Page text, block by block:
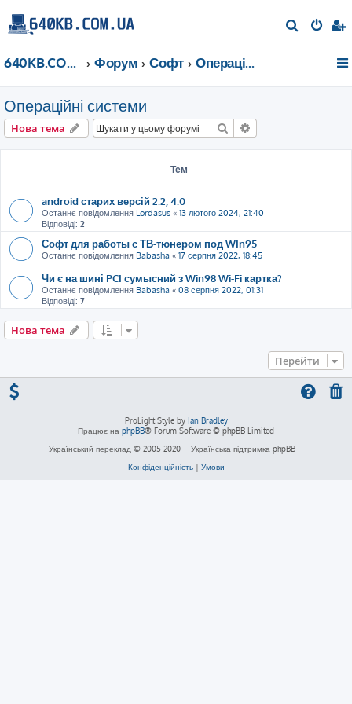
о
640KB.COM.UA Форум Софт Операційні системи
Операційні системи
Нова тема Пошук
Тем
android старих версій 2.2, 4.0
Останнє повідомлення Lordasus « 13 лютого 2024, 21:40
Відповіді: 2
Софт для работы с ТВ-тюнером под WIn95
Останнє повідомлення Babasha « 17 серпня 2022, 18:45
Чи є на шині PCI сумысний з Win98 Wi-Fi картка?
Останнє повідомлення Babasha « 08 серпня 2022, 01:31
Відповіді: 7
Нова тема
Перейти
ProLight Style by Ian Bradley
Працює на phpBB® Forum Software © phpBB Limited
Український переклад © 2005-2020
Українська підтримка phpBB
Конфіденційність| Умови